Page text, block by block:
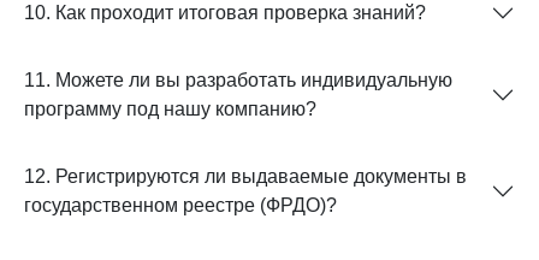
10. Как проходит итоговая проверка знаний?
11. Можете ли вы разработать индивидуальную
программу под нашу компанию?
12. Регистрируются ли выдаваемые документы в
государственном реестре (ФРДО)?